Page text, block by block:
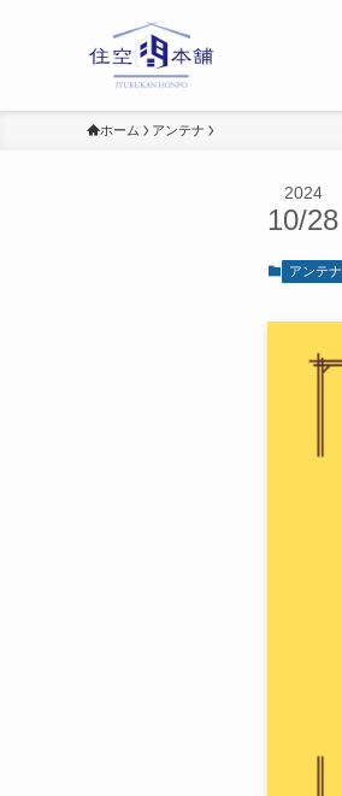
ホーム アンテナ
2024
10/28
アンテナ